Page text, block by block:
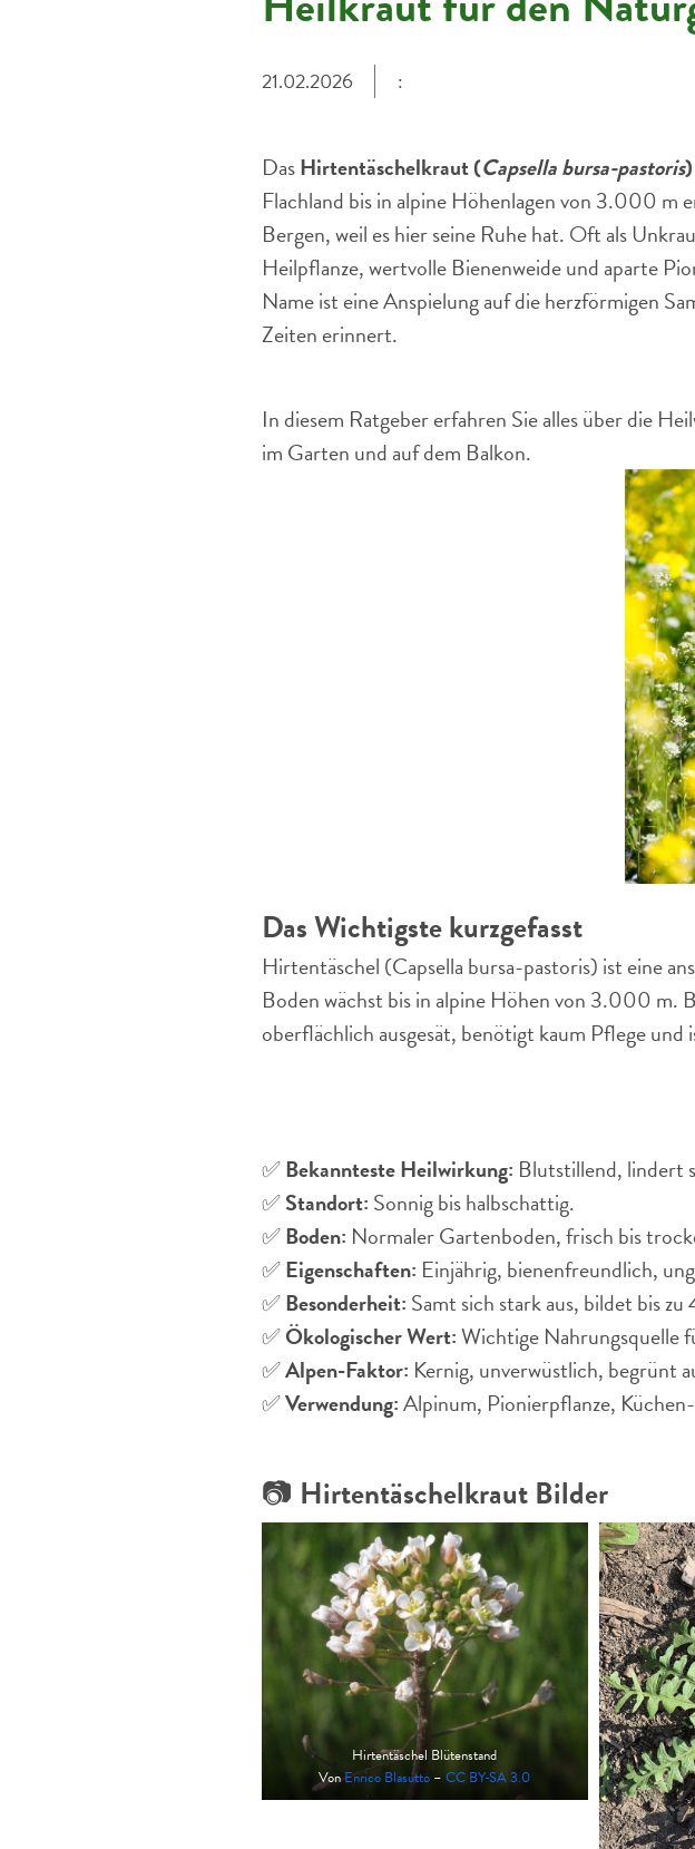
21.02.2026 :
DasHirtentäschelkraut (Capsella bursa-pastoris)
Flachland bis in alpine Höhenlagen von 3.000 m
Bergen, weil es hier seine Ruhe hat. Oft als
Heilpflanze, wertvolle Bienenweide und aparte
Name ist eine Anspielung auf die herzförmigen
Zeiten erinnert.
In diesem Ratgeber erfahren Sie alles über die
im Garten und auf dem Balkon.
Das Wichtigste kurzgefasst
Hirtentäschel (Capsella bursa-pastoris) ist eine
Boden wächst bis in alpine Höhen von 3.000 m.
oberflächlich ausgesät, benötigt kaum Pflege
✅Bekannteste Heilwirkung: Blutstillend, lindert
✅Standort: Sonnig bis halbschattig.
✅Boden: Normaler Gartenboden, frisch bis
✅Eigenschaften: Einjährig, bienenfreundlich,
✅Besonderheit: Samt sich stark aus, bildet bis
✅Ökologischer Wert:Wichtige Nahrungsquelle
✅Alpen-Faktor: Kernig, unverwüstlich, begrünt
✅Verwendung:Alpinum, Pionierpflanze,
📷 Hirtentäschelkraut Bilder
Hirtentäschel Blütenstand
VonEnrico Blasutto –CC BY-SA 3.0